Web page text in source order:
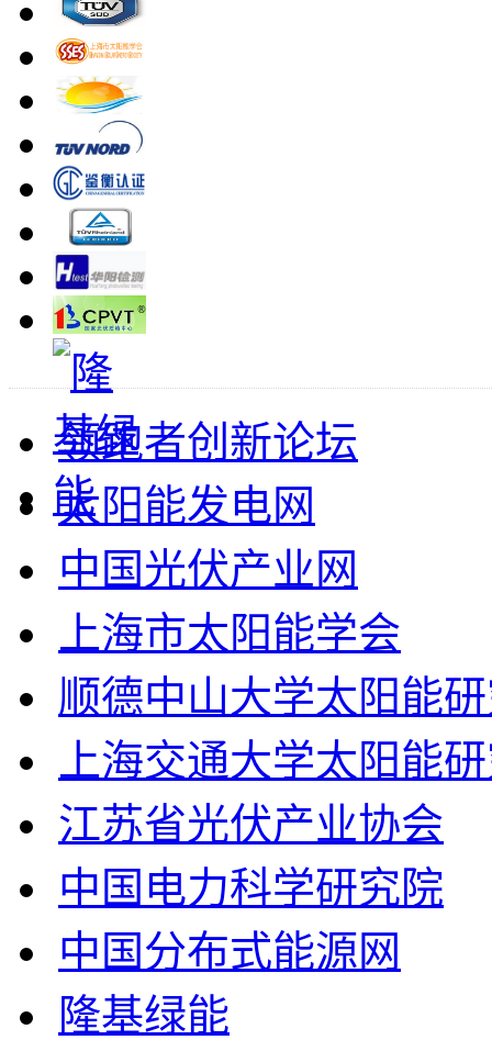
领跑者创新论坛
太阳能发电网
中国光伏产业网
上海市太阳能学会
顺德中山大学太阳能
上海交通大学太阳能
江苏省光伏产业协会
中国电力科学研究院
中国分布式能源网
隆基绿能